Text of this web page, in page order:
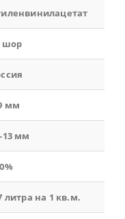
шор
мм
13 мм
литра на 1 кв.м.